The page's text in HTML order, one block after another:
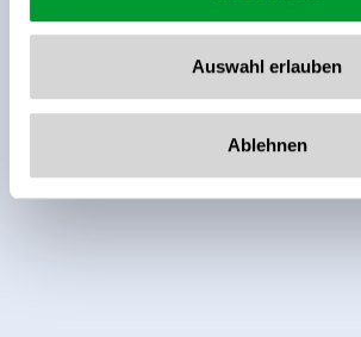
Auswahl erlauben
Ablehnen